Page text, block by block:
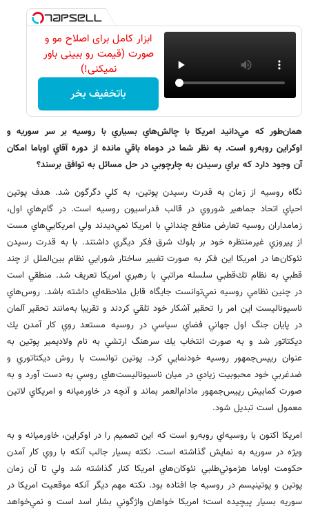
ابزار کامل برای اصلاح مو و
صورت (قیمت رو ببینی باور
نمیکنی!)
باتخفیف بخر
همان‌طور كه مي‌دانيد امريكا با چالش‌هاي بسياري با روسيه بر سر سوريه و
اوكراين روبه‌رو است. به نظر شما در دوماه باقي مانده از دوره آقاي اوباما امكان
آن وجود دارد كه براي رسيدن به چارچوبي در حل مسائل به توافق برسند؟
نگاه روسيه از زمان به قدرت رسيدن پوتين، به كلي دگرگون شد. هدف پوتين
احياي اتحاد جماهير شوروي در قالب فدراسيون روسيه است. در گام‌هاي اول،
زمامداران روسيه تعارض منافع چنداني با امريكا نمي‌ديدند ولي امريكايي‌هاي مست
از پيروزي غيرمنتظره خود بر بلوك شرق فكر ديگري داشتند. با به قدرت رسيدن
نئوكان‌ها در امريكا اين فكر به صورت تغيير ساختار شورايي نظام بين‌الملل از چند
قطبي به نظام تك‌قطبي سلسله مراتبي با رهبري امريكا تعريف شد. منطقي است
در چنين نظامي روسيه نمي‌توانست جايگاه قابل ملاحظه‌اي داشته باشد. روس‌هاي
ناسيوناليست اين امر را تحقير آشكار خود تلقي كردند و تقريبا به‌مانند تحقير آلمان
در پايان جنگ اول جهاني فضاي سياسي در روسيه مستعد روي كار آمدن يك
ديكتاتور شد و به صورت انتخاب يك سرهنگ ارتشي به نام ولاديمير پوتين به
عنوان رييس‌جمهور روسيه خودنمايي كرد. پوتين توانست با روش ديكتاتوري و
ضدغربي خود محبوبيت زيادي در ميان ناسيوناليست‌هاي روسي به دست آورد و به
صورت كمابيش رييس‌جمهور مادام‌العمر بماند و آنچه در خاورميانه و امريكاي لاتين
معمول است تبديل شود.
امريكا اكنون با روسيه‌اي روبه‌رو است كه اين تصميم را در اوكراين، خاورميانه و به
ويژه در سوريه به نمايش گذاشته است. نكته بسيار جالب آنكه با روي كار آمدن
حكومت اوباما هژموني‌طلبي نئوكان‌هاي امريكا كنار گذاشته شد ولي تا آن زمان
پوتين و پوتينيسم در روسيه جا افتاده بود. نكته مهم ديگر آنكه موقعيت امريكا در
سوريه بسيار پيچيده است؛ امريكا خواهان واژگوني بشار اسد است و نمي‌خواهد